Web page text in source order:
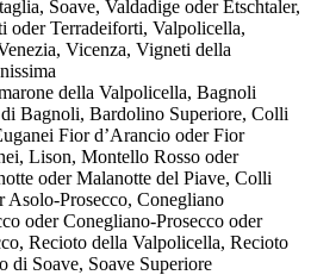
Soave, Valdadige oder Etschtaler,
oder Terradeiforti, Valpolicella,
Vicenza, Vigneti della
della Valpolicella, Bagnoli
Bagnoli, Bardolino Superiore, Colli
Fior d’Arancio oder Fior
Lison, Montello Rosso oder
oder Malanotte del Piave, Colli
Asolo-Prosecco, Conegliano
oder Conegliano-Prosecco oder
Recioto della Valpolicella, Recioto
di Soave, Soave Superiore